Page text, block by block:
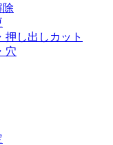
除
押し出しカット
穴